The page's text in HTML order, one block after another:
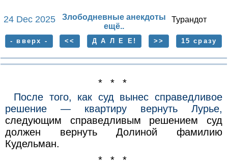
24 Dec 2025
Злободневные анекдоты
ещё..
Турандот
- вверх - << Д А Л Е Е! >> 15 сразу
* * *
После того, как суд вынес справедливое
решение — квартиру вернуть Лурье,
следующим справедливым решением суд
должен вернуть Долиной фамилию
Кудельман.
* * *